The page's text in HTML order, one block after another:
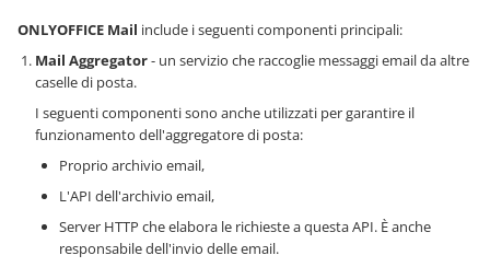
ONLYOFFICE Mail include i seguenti componenti principali:
Mail Aggregator- un servizio che raccoglie messaggi email da altre
caselle di posta.
I seguenti componenti sono anche utilizzati per garantire il
funzionamento dell'aggregatore di posta:
Proprio archivio email,
L'API dell'archivio email,
Server HTTP che elabora le richieste a questa API. È anche
responsabile dell'invio delle email.